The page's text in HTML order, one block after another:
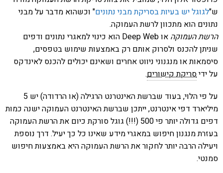
ש"לגוגל יש בעיות בסריקת מבני נתונים" וכשהוא מדבר על מבני
נתונים הוא מתכוון לרשת העמוקה.
הרשת העמוקה
או Deep Web הוא כינוי למאגרי נתונים ודפים
שניתן להכנס ולסרוק אותם רק באמצעות שימוש בטפסים,
סיסמאות או מנגנוני ניווט אחרים ושאינם יכולים להכנס לאינדקס
על ידיסריקת קישורים.
על פי הלוי, בעוד שברשת האינטרנט הרגילה (או הרדודה) יש 5
מיליארד דפי אינטרנט, ייתכן שברשת האינטרנט העמוקה ישנה כמות
דפים גדולה יותר פי 500 (!!!) גוגל סורקת כיום את הרשת העמוקה
בעזרת מנגנון חיפוש במאגרי מידע שאינו כל כך יעיל. דרך נוספת
ויעילה הרבה יותר לחקור את הרשת העמוקה היא באמצעות חיפוש
סמנטי.